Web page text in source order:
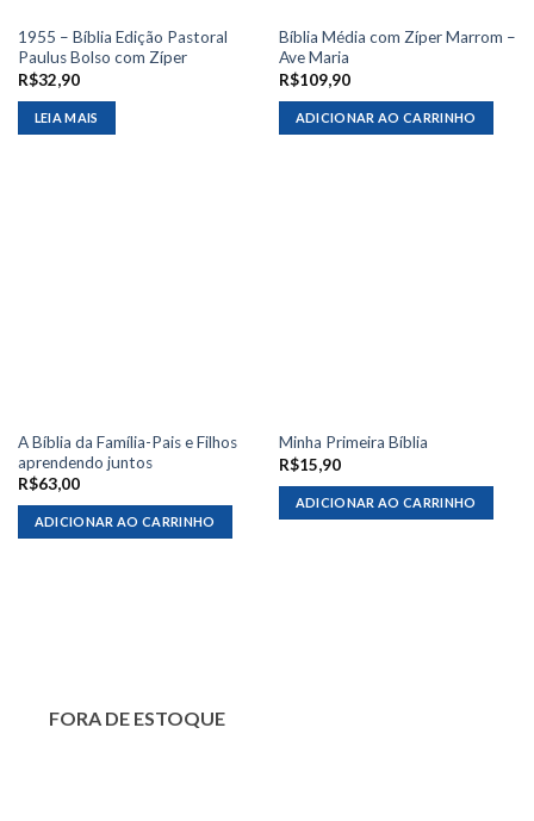
1955 – Bíblia Edição Pastoral
Paulus Bolso com Zíper
R$32,90
LEIA MAIS
Bíblia Média com Zíper Marrom –
Ave Maria
R$109,90
ADICIONAR AO CARRINHO
A Bíblia da Família-Pais e Filhos
aprendendo juntos
R$63,00
ADICIONAR AO CARRINHO
Minha Primeira Bíblia
R$15,90
ADICIONAR AO CARRINHO
FORA DE ESTOQUE